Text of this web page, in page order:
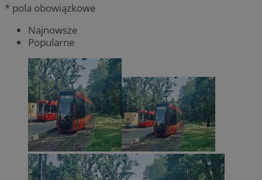
* pola obowiązkowe
Najnowsze
Popularne